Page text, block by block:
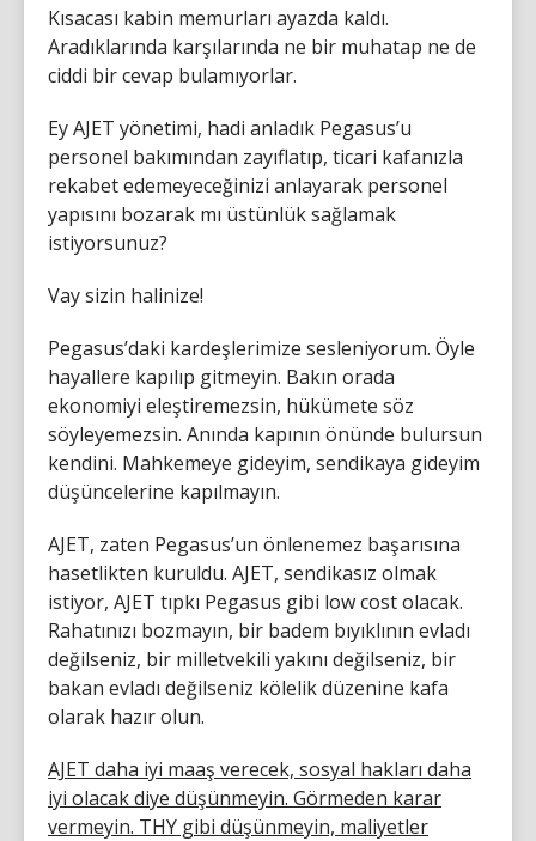
Kısacası kabin memurları ayazda kaldı.
Aradıklarında karşılarında ne bir muhatap ne de
ciddi bir cevap bulamıyorlar.
Ey AJET yönetimi, hadi anladık Pegasus’u
personel bakımından zayıflatıp, ticari kafanızla
rekabet edemeyeceğinizi anlayarak personel
yapısını bozarak mı üstünlük sağlamak
istiyorsunuz?
Vay sizin halinize!
Pegasus’daki kardeşlerimize sesleniyorum. Öyle
hayallere kapılıp gitmeyin. Bakın orada
ekonomiyi eleştiremezsin, hükümete söz
söyleyemezsin. Anında kapının önünde bulursun
kendini. Mahkemeye gideyim, sendikaya gideyim
düşüncelerine kapılmayın.
AJET, zaten Pegasus’un önlenemez başarısına
hasetlikten kuruldu. AJET, sendikasız olmak
istiyor, AJET tıpkı Pegasus gibi low cost olacak.
Rahatınızı bozmayın, bir badem bıyıklının evladı
değilseniz, bir milletvekili yakını değilseniz, bir
bakan evladı değilseniz kölelik düzenine kafa
olarak hazır olun.
AJET daha iyi maaş verecek, sosyal hakları daha
iyi olacak diye düşünmeyin. Görmeden karar
vermeyin. THY gibi düşünmeyin, maliyetler